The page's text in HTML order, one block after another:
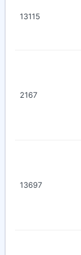
13115
2167
13697